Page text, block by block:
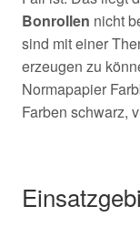
Bonrollen nicht
sind mit einer
erzeugen zu
Normapapier
Farben schwarz,